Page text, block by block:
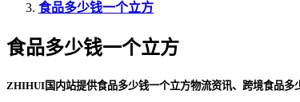
食品多少钱一个立方
食品多少钱一个立方
ZHIHUI国内站提供食品多少钱一个立方物流资讯、跨境食品多